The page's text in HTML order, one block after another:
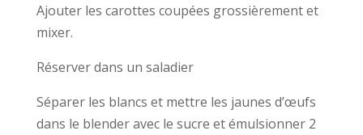
Ajouter les carottes coupées grossièrement et
mixer.
Réserver dans un saladier
Séparer les blancs et mettre les jaunes d’œufs
dans le blender avec le sucre et émulsionner 2